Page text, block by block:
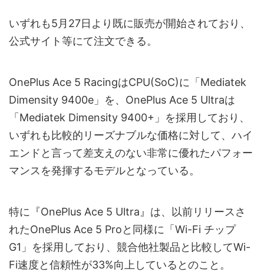
いずれも5月27日より既に販売が開始されており、
公式サイト等にて注文できる。
OnePlus Ace 5 RacingはCPU(SoC)に「Mediatek
Dimensity 9400e」を、OnePlus Ace 5 Ultraは
「Mediatek Dimensity 9400+」を採用しており、
いずれも比較的リーズナブルな価格に対して、ハイ
エンドと言って差支えのない非常に優れたパフォー
マンスを発揮するモデルとなっている。
特に『OnePlus Ace 5 Ultra』は、以前リリースさ
れたOnePlus Ace 5 Proと同様に「Wi-Fi チップ
G1」を採用しており、競合他社製品と比較してWi-
Fi速度と信頼性が33%向上しているとのこと。